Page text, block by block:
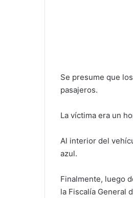
Se presume que
pasajeros.
La víctima era un
Al interior del
azul.
Finalmente, luego
la Fiscalía General